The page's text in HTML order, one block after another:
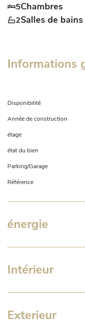
5Chambres
2Salles de bains
Informations
Disponibilité
Année de construction
étage
état du bien
Parking/Garage
Référence
énergie
Intérieur
Exterieur